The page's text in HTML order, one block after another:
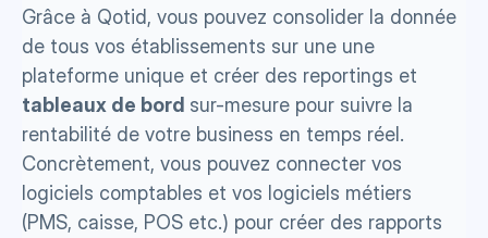
Grâce à Qotid, vous pouvez consolider la donnée
de tous vos établissements sur une une
tableaux de bord sur-mesure pour suivre la
rentabilité de votre business en temps réel.
Concrètement, vous pouvez connecter vos
logiciels comptables et vos logiciels métiers
(PMS, caisse, POS etc.) pour créer des rapports